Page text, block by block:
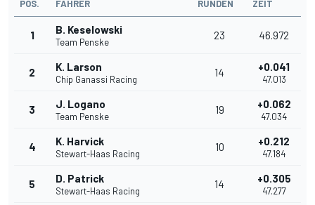
POS. FAHRER RUNDEN ZEIT
1 B. Keselowski
Team Penske
23 46.972
2 K. Larson
Chip Ganassi Racing
14 +0.041
47.013
3 J. Logano
Team Penske
19 +0.062
47.034
4 K. Harvick
Stewart-Haas Racing
10 +0.212
47.184
5 D. Patrick
Stewart-Haas Racing
14 +0.305
47.277